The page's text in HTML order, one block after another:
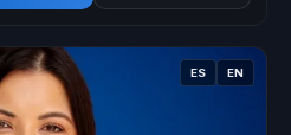
ES EN